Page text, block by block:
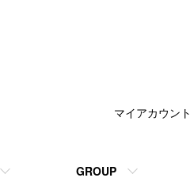
GROUP
マイアカウント